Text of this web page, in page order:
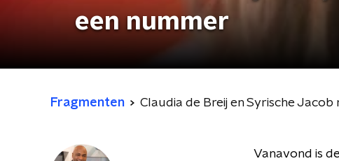
een nummer
Fragmenten Claudia de Breij en Syrische
Vanavond is